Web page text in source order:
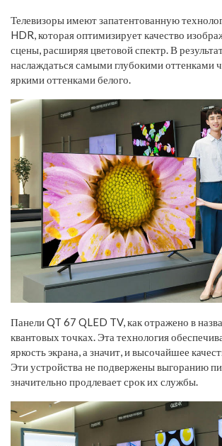
Телевизоры имеют запатентованную
HDR, которая оптимизирует качество
сцены, расширяя цветовой спектр. В
наслаждаться самыми глубокими оттенками
яркими оттенками белого.
Панели QT 67 QLED TV, как отражено в
квантовых точках. Эта технология
яркость экрана, а значит, и высочайшее
Эти устройства не подвержены выгоранию
значительно продлевает срок их службы.